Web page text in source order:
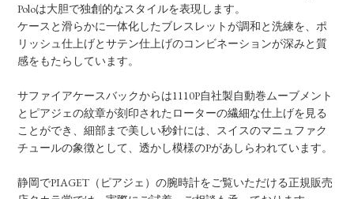
Poloは大胆で独創的なスタイルを表現します。
ケースと滑らかに一体化したブレスレットが調和と洗練を、ポ
リッシュ仕上げとサテン仕上げのコンビネーションが深みと質
感をもたらしています。
サファイアケースバックからは1110P自社製自動巻ムーブメント
とピアジェの紋章が刻印されたローターの繊細な仕上げを見る
ことができ、細部まで美しい秒針には、スイスのマニュファク
チュールの象徴として、透かし模様のPがあしらわれています。
静岡でPIAGET（ピアジェ）の腕時計をご覧いただける正規販売